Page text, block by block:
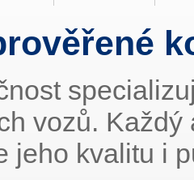
vozů.
jeho kvalitu i